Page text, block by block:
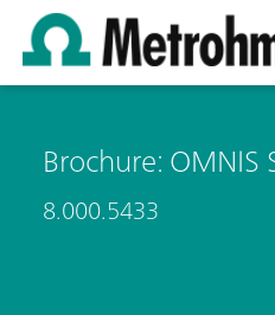
Brochure:
8.000.5433